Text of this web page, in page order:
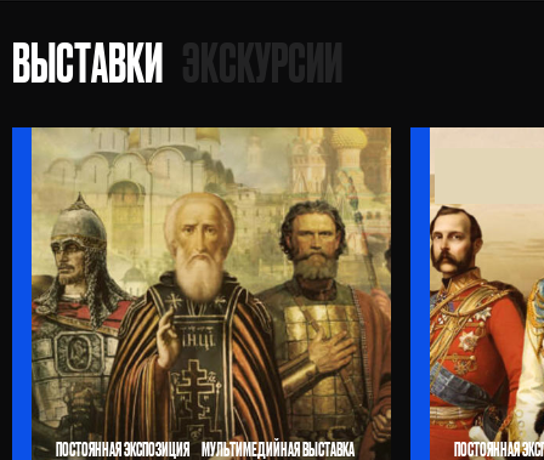
ВЫСТАВКИ ЭКСКУРСИИ
ПОСТОЯННАЯ ЭКСПОЗИЦИЯ МУЛЬТИМЕДИЙНАЯ ВЫСТАВКА ПОСТОЯННАЯ